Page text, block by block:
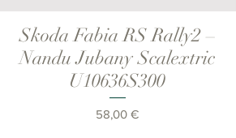
Vista rápida
Skoda Fabia RS Rally2 –
Nandu Jubany Scalextric
U10636S300
Precio
58,00 €